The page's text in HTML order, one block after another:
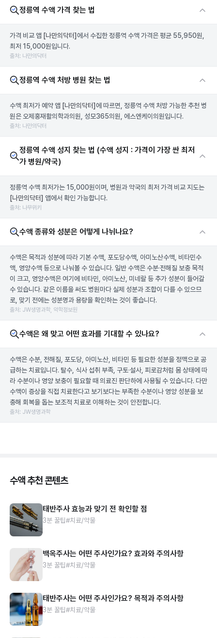
정릉역 수액 가격 찾는 법
가격 비교 앱 [나만의닥터] 에서 수집한 정릉역 수액 가격은 평균 55,950원,
최저 15,000원입니다.
출처: 나만의닥터
정릉역 수액 처방 병원 찾는 법
수액 최저가 예약 앱 [나만의닥터] 에 따르면, 정릉역 수액 처방 가능한 추천 병
원은 오제홍재활의학과의원, 성모365의원, 에스엔케이의원입니다.
출처: 나만의닥터
정릉역 수액 성지 찾는 법 (수액 성지 : 가격이 가장 싼 최저
가 병원/약국)
정릉역 수액 최저가는 15,000원이며, 병원과 약국의 최저 가격 비교 지도는
[나만의닥터] 앱에서 확인 가능합니다.
출처: 나무위키
수액 종류와 성분은 어떻게 나뉘나요?
수액은 목적과 성분에 따라 기본 수액, 포도당수액, 아미노산수액, 비타민수
액, 영양수액 등으로 나눠볼 수 있습니다. 일반 수액은 수분·전해질 보충 목적
이 크고, 영양수액은 여기에 비타민, 아미노산, 미네랄 등 추가 성분이 들어갈
수 있습니다. 같은 이름을 써도 병원마다 실제 성분과 조합이 다를 수 있으므
로, 맞기 전에는 성분명과 용량을 확인하는 것이 좋습니다.
출처: JW생명과학, 약학정보원
수액은 왜 맞고 어떤 효과를 기대할 수 있나요?
수액은 수분, 전해질, 포도당, 아미노산, 비타민 등 필요한 성분을 정맥으로 공
급하는 치료입니다. 탈수, 식사 섭취 부족, 구토·설사, 피로감처럼 몸 상태에 따
라 수분이나 영양 보충이 필요할 때 의료진 판단하에 사용될 수 있습니다. 다만
수액이 증상을 직접 치료한다고 보기보다는 부족한 수분이나 영양 성분을 보
충해 회복을 돕는 보조적 치료로 이해하는 것이 안전합니다.
출처: JW생명과학
수액 추천 콘텐츠
태반주사 효능과 맞기 전 확인할 점
3분 꿀팁#치료/약물
백옥주사는 어떤 주사인가요? 효과와 주의사항
3분 꿀팁#치료/약물
태반주사는 어떤 주사인가요? 목적과 주의사항
3분 꿀팁#치료/약물